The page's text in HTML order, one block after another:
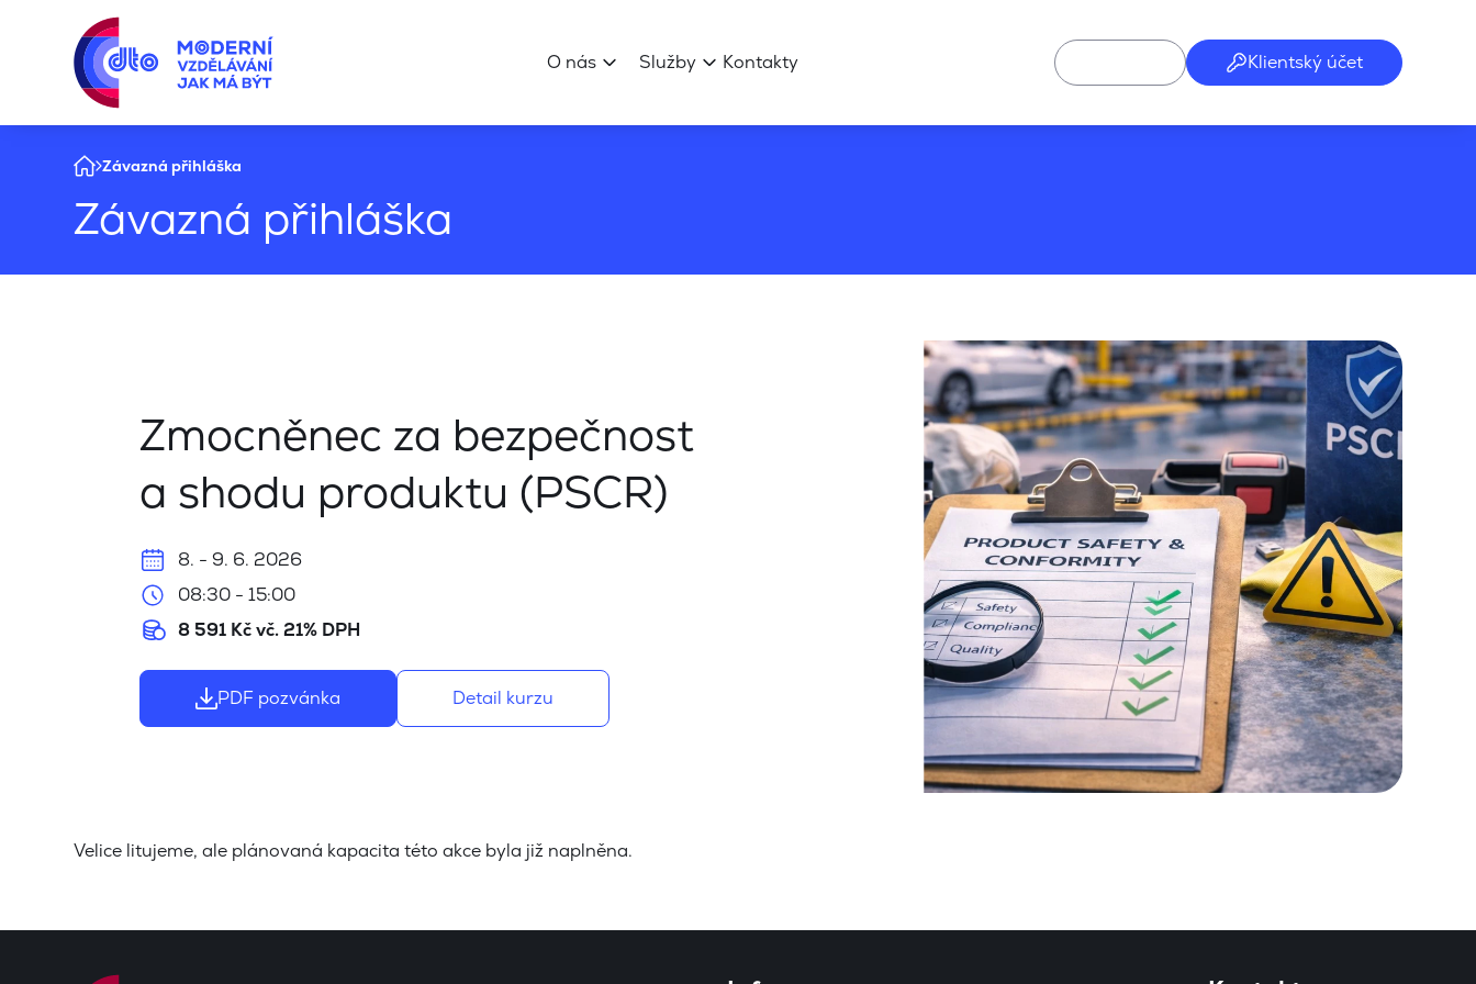
O nás Služby Kontakty Klientský účet
Závazná přihláška
Závazná přihláška
Zmocněnec za bezpečnost
a shodu produktu (PSCR)
8. - 9. 6. 2026
08:30 - 15:00
8 591 Kč vč. 21% DPH
PDF pozvánka Detail kurzu
Velice litujeme, ale plánovaná kapacita této akce byla již naplněna.